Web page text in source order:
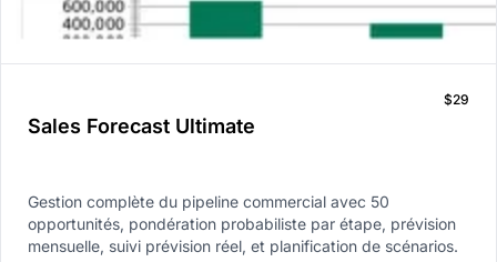
Sales Forecast Ultimate
$29
Gestion complète du pipeline commercial avec 50
opportunités, pondération probabiliste par étape, prévision
mensuelle, suivi prévision réel, et planification de scénarios.